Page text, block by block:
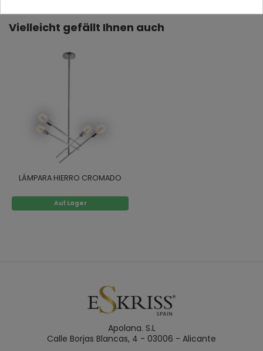
Vielleicht gefällt Ihnen auch
LÁMPARA HIERRO CROMADO
Auf Lager
Apolana. S.L
Calle Borjas Blancas, 4 - 03006 - Alicante